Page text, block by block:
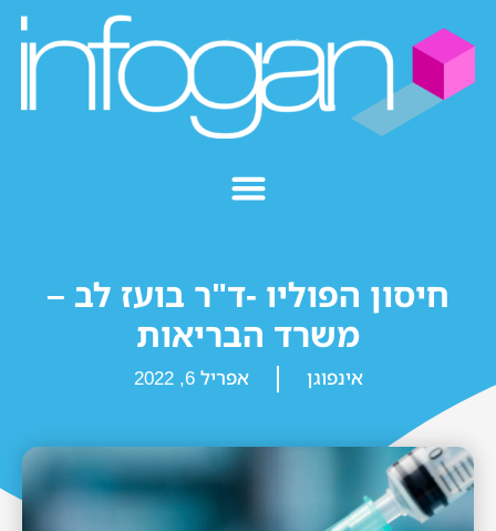
חיסון הפוליו -ד"ר בועז לב –
משרד הבריאות
אינפוגן אפריל 6, 2022